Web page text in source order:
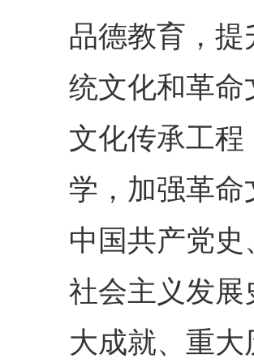
品德教育，
统文化和革
文化传承工
学，加强革
中国共产党
社会主义发
大成就、重